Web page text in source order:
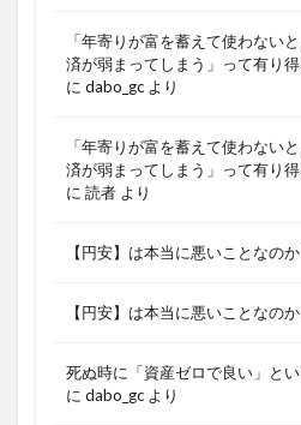
「年寄りが富を蓄えて使わない
済が弱まってしまう」って有り
に dabo_gc より
「年寄りが富を蓄えて使わない
済が弱まってしまう」って有り
に 読者 より
【円安】は本当に悪いことなのか
【円安】は本当に悪いことなのか
死ぬ時に「資産ゼロで良い」と
に dabo_gc より